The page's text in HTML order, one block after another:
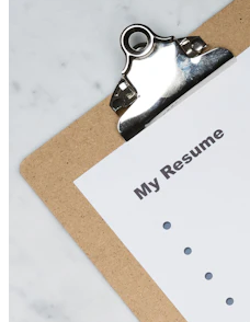
Come affrontare un
Preparazione, domande frequenti
guida completa al colloquio.
LEGGI L'ARTICOLO